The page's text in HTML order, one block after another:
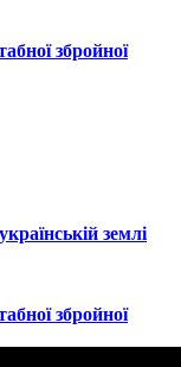
збройної
землі
збройної